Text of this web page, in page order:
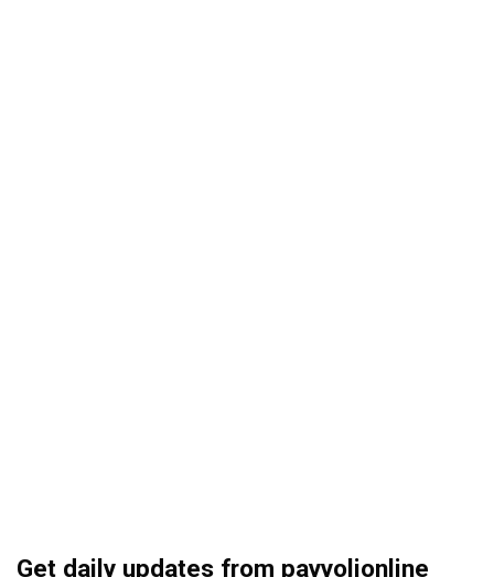
Get daily updates from payyolionline